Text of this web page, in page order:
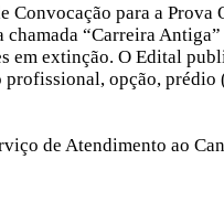
para a
“Carreira
em extinção. O Edital
opção, prédio
de Atendimento ao